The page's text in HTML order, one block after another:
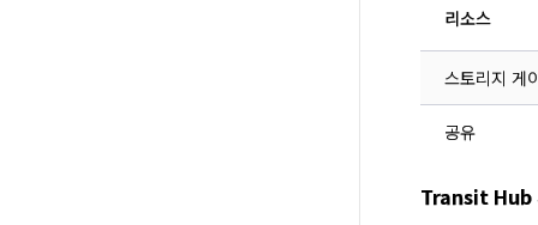
리소스
스토리지 게
공유
Transit Hub